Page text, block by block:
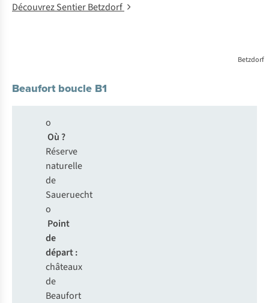
Découvrez Sentier Betzdorf
Betzdorf
Beaufort boucle B1
o
Où ?
Réserve
naturelle
de
Saueruecht
o
Point
de
départ :
châteaux
de
Beaufort